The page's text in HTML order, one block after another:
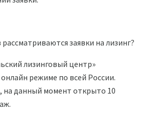
заявки на лизинг?
лизинговый центр»
режиме по всей России.
на данный момент открыто 10